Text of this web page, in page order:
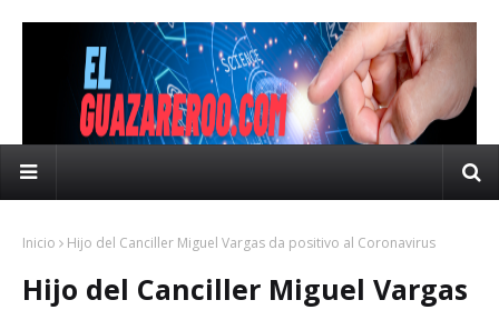
Inicio Hijo del Canciller Miguel Vargas da positivo al Coronavirus
Hijo del Canciller Miguel Vargas